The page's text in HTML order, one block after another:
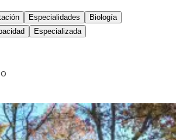
Especialidades
Biología
Especializada